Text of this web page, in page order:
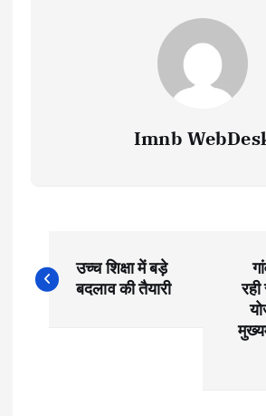
Imnb
o
उच्च शिक्षा में बड़े
बदलाव की तैयारी